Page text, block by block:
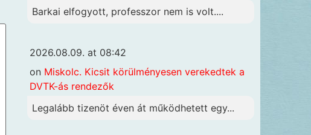
Barkai elfogyott, professzor nem is volt....
2026.08.09. at 08:42
on Miskolc. Kicsit körülményesen verekedtek a
DVTK-ás rendezők
Legalább tizenöt éven át működhetett egy...